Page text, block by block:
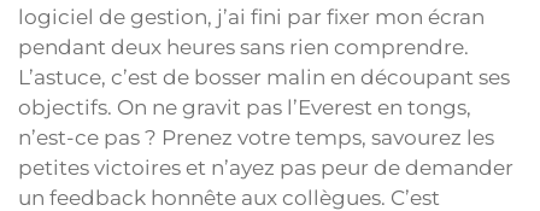
logiciel de gestion, j’ai fini par fixer mon écran
pendant deux heures sans rien comprendre.
L’astuce, c’est de bosser malin en découpant ses
objectifs. On ne gravit pas l’Everest en tongs,
n’est-ce pas ? Prenez votre temps, savourez les
petites victoires et n’ayez pas peur de demander
un feedback honnête aux collègues. C’est